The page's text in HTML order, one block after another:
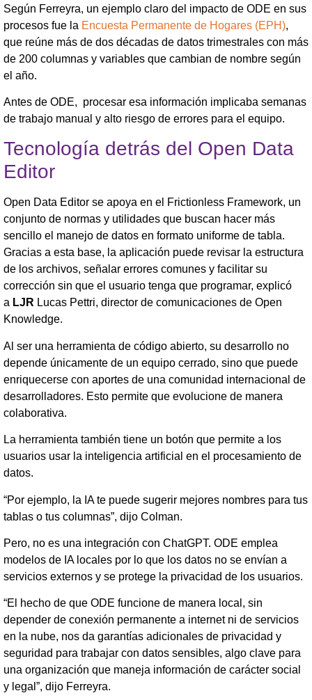
Según Ferreyra, un ejemplo claro del impacto de ODE en sus
procesos fue la Encuesta Permanente de Hogares (EPH),
que reúne más de dos décadas de datos trimestrales con más
de 200 columnas y variables que cambian de nombre según
el año.
Antes de ODE, procesar esa información implicaba semanas
de trabajo manual y alto riesgo de errores para el equipo.
Tecnología detrás del Open Data
Editor
Open Data Editor se apoya en el Frictionless Framework, un
conjunto de normas y utilidades que buscan hacer más
sencillo el manejo de datos en formato uniforme de tabla.
Gracias a esta base, la aplicación puede revisar la estructura
de los archivos, señalar errores comunes y facilitar su
corrección sin que el usuario tenga que programar, explicó
a LJR Lucas Pettri, director de comunicaciones de Open
Knowledge.
Al ser una herramienta de código abierto, su desarrollo no
depende únicamente de un equipo cerrado, sino que puede
enriquecerse con aportes de una comunidad internacional de
desarrolladores. Esto permite que evolucione de manera
colaborativa.
La herramienta también tiene un botón que permite a los
usuarios usar la inteligencia artificial en el procesamiento de
datos.
“Por ejemplo, la IA te puede sugerir mejores nombres para tus
tablas o tus columnas”, dijo Colman.
Pero, no es una integración con ChatGPT. ODE emplea
modelos de IA locales por lo que los datos no se envían a
servicios externos y se protege la privacidad de los usuarios.
“El hecho de que ODE funcione de manera local, sin
depender de conexión permanente a internet ni de servicios
en la nube, nos da garantías adicionales de privacidad y
seguridad para trabajar con datos sensibles, algo clave para
una organización que maneja información de carácter social
y legal”, dijo Ferreyra.